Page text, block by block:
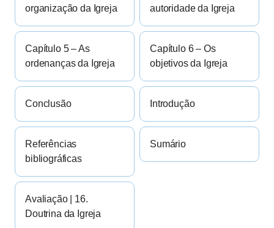
organização da Igreja
autoridade da Igreja
Capítulo 5 – As
ordenanças da Igreja
Capítulo 6 – Os
objetivos da Igreja
Conclusão Introdução
Referências
bibliográficas
Sumário
Avaliação | 16.
Doutrina da Igreja